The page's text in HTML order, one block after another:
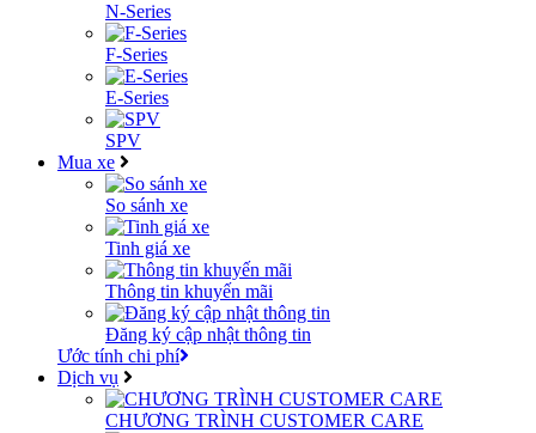
N-Series
F-Series
E-Series
SPV
Mua xe
So sánh xe
Tinh giá xe
Thông tin khuyến mãi
Đăng ký cập nhật thông tin
Ước tính chi phí
Dịch vụ
CHƯƠNG TRÌNH CUSTOMER CARE